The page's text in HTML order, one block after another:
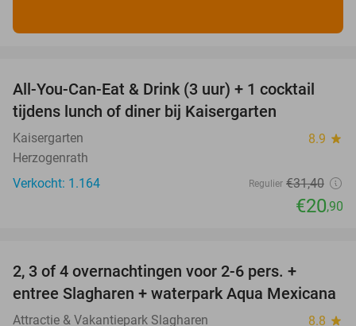
33%
All-You-Can-Eat & Drink (3 uur) + 1 cocktail
tijdens lunch of diner bij Kaisergarten
Kaisergarten 8.9 star
Herzogenrath
Verkocht: 1.164
Regulier €31,40
€20,90
2, 3 of 4 overnachtingen voor 2-6 pers. +
entree Slagharen + waterpark Aqua Mexicana
Attractie & Vakantiepark Slagharen 8.8 star